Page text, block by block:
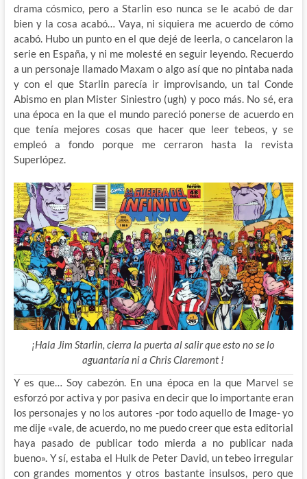
drama cósmico, pero a Starlin eso nunca se le acabó de dar
bien y la cosa acabó… Vaya, ni siquiera me acuerdo de cómo
acabó. Hubo un punto en el que dejé de leerla, o cancelaron la
serie en España, y ni me molesté en seguir leyendo. Recuerdo
a un personaje llamado Maxam o algo así que no pintaba nada
y con el que Starlin parecía ir improvisando, un tal Conde
Abismo en plan Mister Siniestro (ugh) y poco más. No sé, era
una época en la que el mundo pareció ponerse de acuerdo en
que tenía mejores cosas que hacer que leer tebeos, y se
empleó a fondo porque me cerraron hasta la revista
Superlópez.
¡Hala Jim Starlin, cierra la puerta al salir que esto no se lo
aguantaría ni a Chris Claremont !
Y es que… Soy cabezón. En una época en la que Marvel se
esforzó por activa y por pasiva en decir que lo importante eran
los personajes y no los autores -por todo aquello de Image- yo
me dije «vale, de acuerdo, no me puedo creer que esta editorial
haya pasado de publicar todo mierda a no publicar nada
bueno». Y sí, estaba el Hulk de Peter David, un tebeo irregular
con grandes momentos y otros bastante insulsos, pero que